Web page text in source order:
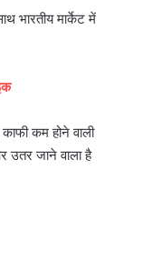
भारतीय मार्केट में
कम होने वाली
उतर जाने वाला है